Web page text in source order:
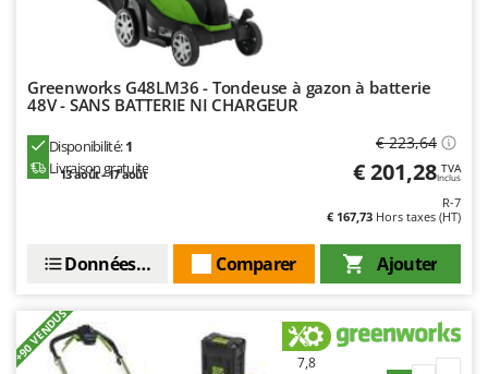
Greenworks G48LM36 - Tondeuse à gazon à batterie
48V - SANS BATTERIE NI CHARGEUR
Disponibilité:1
Livraison gratuite
13 août - 17 août
€ 223,64
€ 201,28 TVA
Inclus
R-7
€ 167,73 Hors taxes (HT)
Ajouter
Comparer
Données techniques
+90 VENDUS 7,8